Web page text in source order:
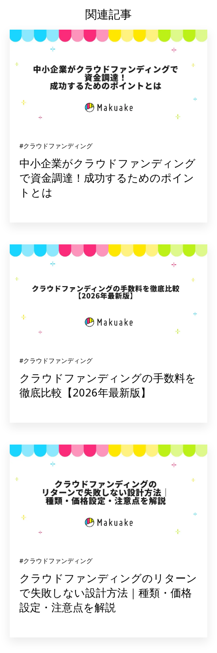
関連記事
#クラウドファンディング
中小企業がクラウドファンディング
で資金調達！成功するためのポイン
トとは
#クラウドファンディング
クラウドファンディングの手数料を
徹底比較【2026年最新版】
#クラウドファンディング
クラウドファンディングのリターン
で失敗しない設計方法｜種類・価格
設定・注意点を解説